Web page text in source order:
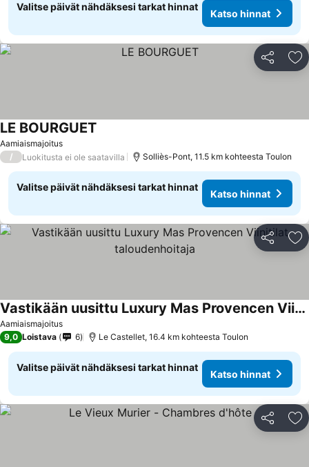
Valitse päivät nähdäksesi tarkat hinnat
Katso hinnat
Jaa
Aamiaismajoitus
LE BOURGUET
/ Luokitusta ei ole saatavilla Solliès-Pont, 11.5 km kohteesta Toulon
Valitse päivät nähdäksesi tarkat hinnat
Katso hinnat
Jaa
Aamiaismajoitus
Vastikään uusittu Luxury Mas Provencen Viinitilat taloudenhoitaja
9,0 Loistava 6 Le Castellet, 16.4 km kohteesta Toulon
Valitse päivät nähdäksesi tarkat hinnat
Katso hinnat
Jaa